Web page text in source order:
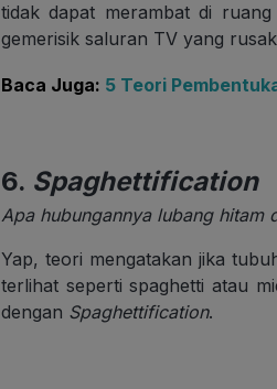
tidak dapat merambat di
gemerisik saluran TV yang
Baca Juga: 5 Teori
6. Spaghettification
Apa hubungannya lubang hitam
Yap, teori mengatakan jika
terlihat seperti spaghetti atau
dengan Spaghettification.